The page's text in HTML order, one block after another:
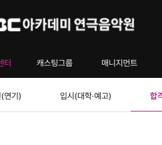
터 캐스팅그룹 매니지먼트
연기) 입시(대학·예고) 합